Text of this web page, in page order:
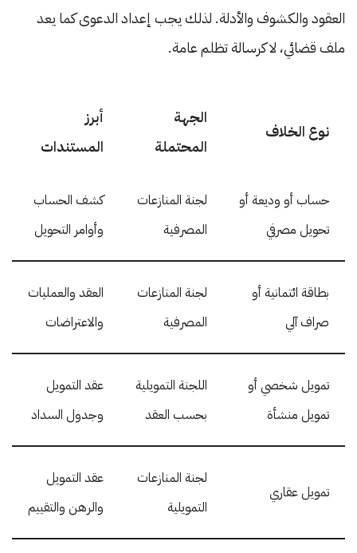
العقود والكشوف والأدلة. لذلك يجب إعداد الدعوى كما يعد
ملف قضائي، لا كرسالة تظلم عامة.
نوع الخلاف
الجهة
المحتملة
أبرز
المستندات
حساب أو وديعة أو
تحويل مصرفي
لجنة المنازعات
المصرفية
كشف الحساب
وأوامر التحويل
بطاقة ائتمانية أو
صراف آلي
لجنة المنازعات
المصرفية
العقد والعمليات
والاعتراضات
تمويل شخصي أو
تمويل منشأة
اللجنة التمويلية
بحسب العقد
عقد التمويل
وجدول السداد
تمويل عقاري
لجنة المنازعات
التمويلية
عقد التمويل
والرهن والتقييم